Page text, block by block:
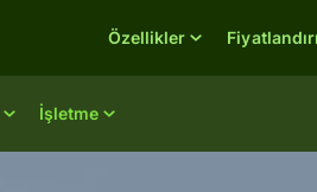
İşletme
Özellikler